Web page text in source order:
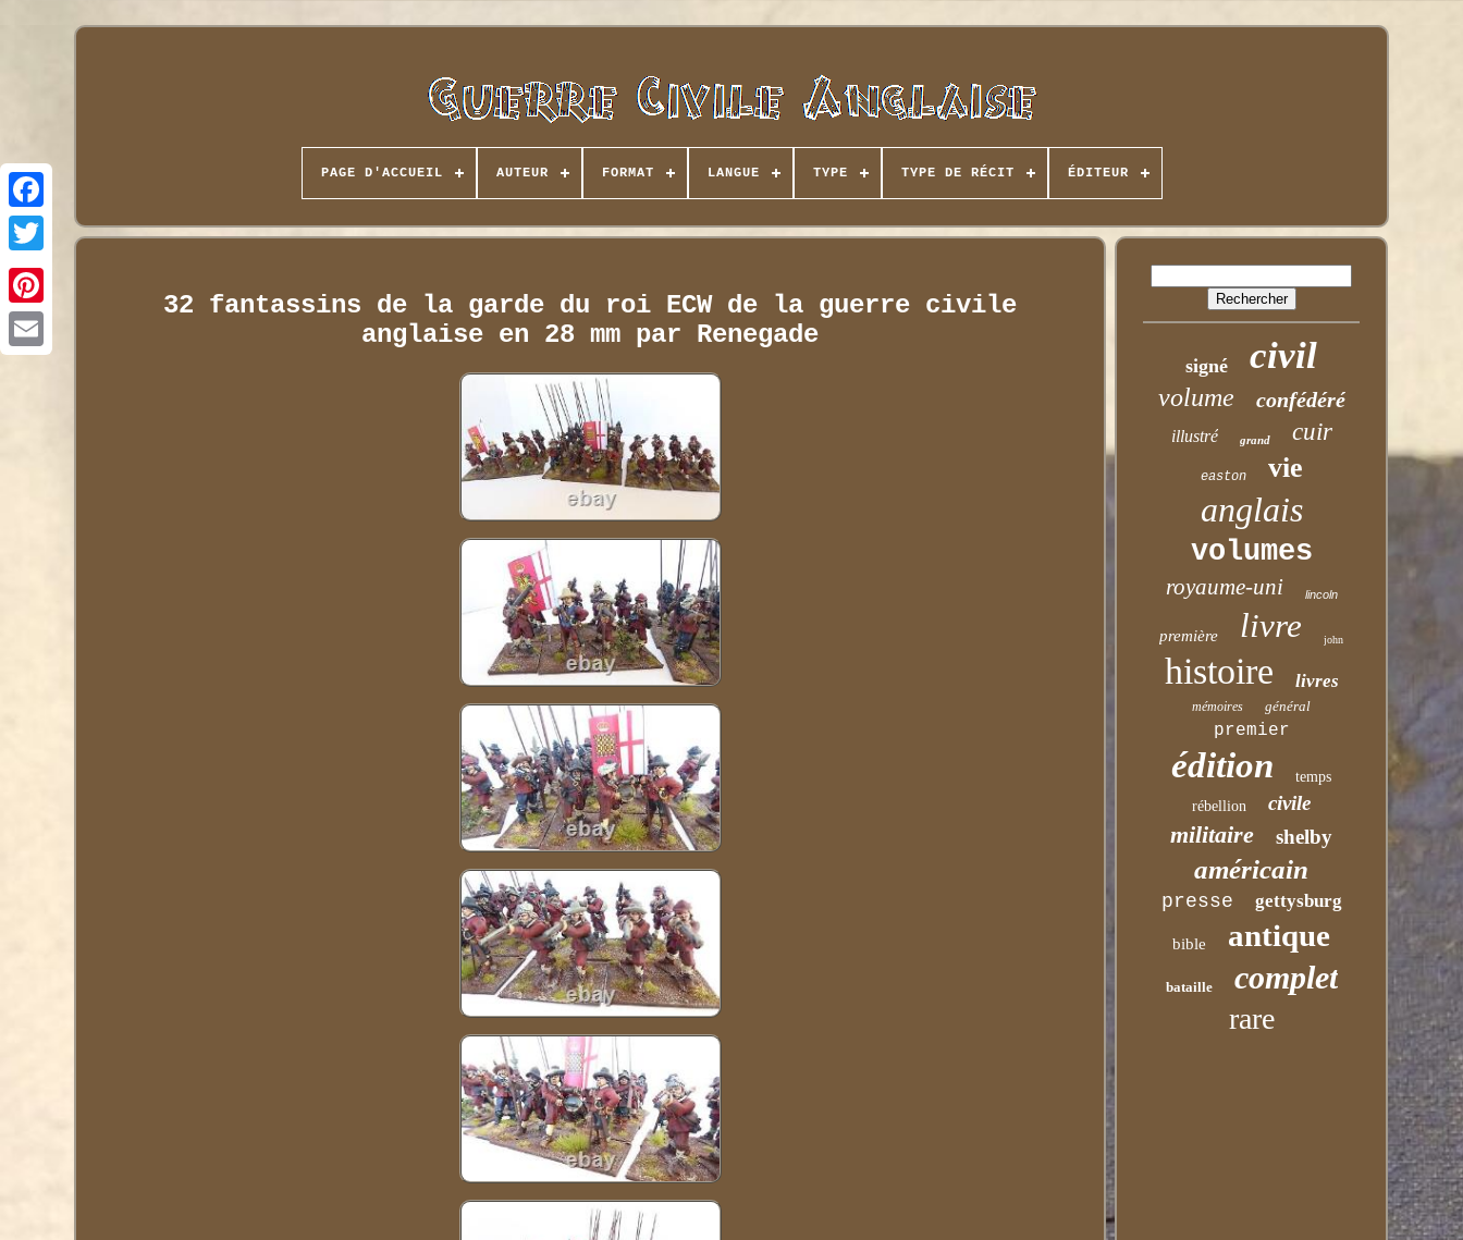
PAGE D'ACCUEIL AUTEUR FORMAT LANGUE TYPE TYPE DE RÉCIT ÉDITEUR
32 fantassins de la garde du roi ECW de la guerre civile
anglaise en 28 mm par Renegade
signé civil
volume confédéré
illustré grand cuir
easton vie
anglais
volumes
royaume-uni lincoln
première livre john
histoire livres
mémoires général
premier
édition
temps
rébellion
civile
militaire shelby
américain
presse gettysburg
bible antique
bataille complet
rare